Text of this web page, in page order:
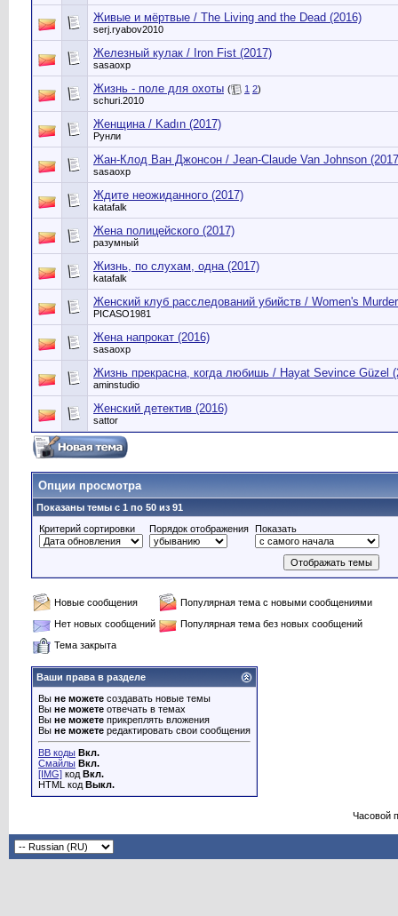
Живые и мёртвые / The Living and the Dead (2016)
serj.ryabov2010
Железный кулак / Iron Fist (2017)
sasaoxp
Жизнь - поле для охоты ( 1 2)
schuri.2010
Женщина / Kadın (2017)
Рунли
Жан-Клод Ван Джонсон / Jean-Claude Van Johnson
sasaoxp
Ждите неожиданного (2017)
katafalk
Жена полицейского (2017)
разумный
Жизнь, по слухам, одна (2017)
katafalk
Женский клуб расследований убийств / Women's
PICASO1981
Жена напрокат (2016)
sasaoxp
Жизнь прекрасна, когда любишь / Hayat Sevince Güzel
aminstudio
Женский детектив (2016)
sattor
Опции просмотра
Показаны темы с 1 по 50 из 91
Критерий сортировки
Порядок отображения Показать
Новые сообщения
Популярная тема с новыми сообщениями
Нет новых сообщений
Популярная тема без новых сообщений
Тема закрыта
Ваши права в разделе
Вы не можете создавать новые темы
Вы не можете отвечать в темах
Вы не можете прикреплять вложения
Вы не можете редактировать свои сообщения
BB коды Вкл.
Смайлы Вкл.
[IMG] код Вкл.
HTML код Выкл.
Часовой